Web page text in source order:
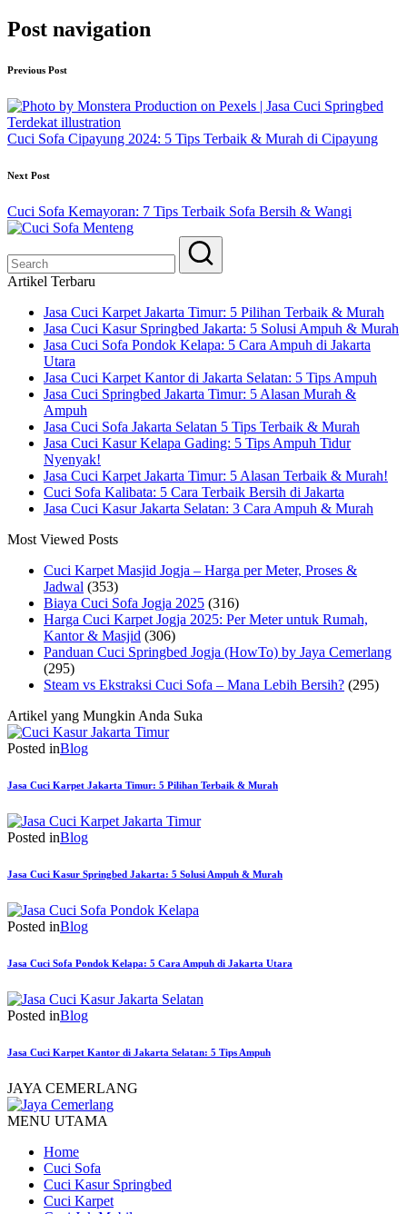
Post navigation
Previous Post
Cuci Sofa Cipayung 2024: 5 Tips Terbaik & Murah di Cipayung
Next Post
Cuci Sofa Kemayoran: 7 Tips Terbaik Sofa Bersih & Wangi
Artikel Terbaru
Jasa Cuci Karpet Jakarta Timur: 5 Pilihan Terbaik & Murah
Jasa Cuci Kasur Springbed Jakarta: 5 Solusi Ampuh & Murah
Jasa Cuci Sofa Pondok Kelapa: 5 Cara Ampuh di Jakarta
Utara
Jasa Cuci Karpet Kantor di Jakarta Selatan: 5 Tips Ampuh
Jasa Cuci Springbed Jakarta Timur: 5 Alasan Murah &
Ampuh
Jasa Cuci Sofa Jakarta Selatan 5 Tips Terbaik & Murah
Jasa Cuci Kasur Kelapa Gading: 5 Tips Ampuh Tidur
Nyenyak!
Jasa Cuci Karpet Jakarta Timur: 5 Alasan Terbaik & Murah!
Cuci Sofa Kalibata: 5 Cara Terbaik Bersih di Jakarta
Jasa Cuci Kasur Jakarta Selatan: 3 Cara Ampuh & Murah
Most Viewed Posts
Cuci Karpet Masjid Jogja – Harga per Meter, Proses &
Jadwal (353)
Biaya Cuci Sofa Jogja 2025 (316)
Harga Cuci Karpet Jogja 2025: Per Meter untuk Rumah,
Kantor & Masjid (306)
Panduan Cuci Springbed Jogja (HowTo) by Jaya Cemerlang
(295)
Steam vs Ekstraksi Cuci Sofa – Mana Lebih Bersih? (295)
Artikel yang Mungkin Anda Suka
Posted inBlog
Jasa Cuci Karpet Jakarta Timur: 5 Pilihan Terbaik & Murah
Posted inBlog
Jasa Cuci Kasur Springbed Jakarta: 5 Solusi Ampuh & Murah
Posted inBlog
Jasa Cuci Sofa Pondok Kelapa: 5 Cara Ampuh di Jakarta Utara
Posted inBlog
Jasa Cuci Karpet Kantor di Jakarta Selatan: 5 Tips Ampuh
JAYA CEMERLANG
MENU UTAMA
Home
Cuci Sofa
Cuci Kasur Springbed
Cuci Karpet